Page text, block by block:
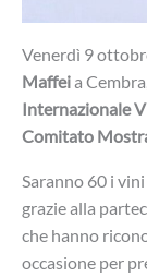
Venerdì 9
Maffeia
Internazionale
Comitato
Saranno 60 i
grazie alla
che hanno
occasione per